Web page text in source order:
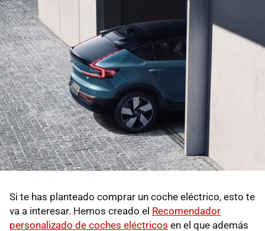
Si te has planteado comprar un coche eléctrico, esto te
va a interesar. Hemos creado el Recomendador
personalizado de coches eléctricos en el que además